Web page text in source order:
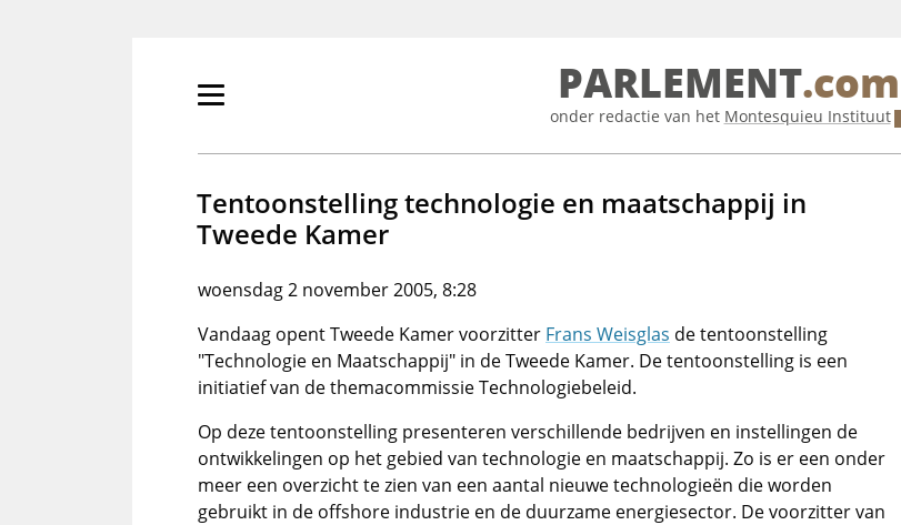
Primair
tonen/verbergen
PARLEMENT.com
onder redactie van het Montesquieu Instituut
Tentoonstelling technologie en maatschappij in
Tweede Kamer
woensdag 2 november 2005, 8:28
Vandaag opent Tweede Kamer voorzitter Frans Weisglas de tentoonstelling
"Technologie en Maatschappij" in de Tweede Kamer. De tentoonstelling is een
initiatief van de themacommissie Technologiebeleid.
Op deze tentoonstelling presenteren verschillende bedrijven en instellingen de
ontwikkelingen op het gebied van technologie en maatschappij. Zo is er een onder
meer een overzicht te zien van een aantal nieuwe technologieën die worden
gebruikt in de offshore industrie en de duurzame energiesector. De voorzitter van